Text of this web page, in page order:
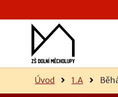
Úvod 1.A